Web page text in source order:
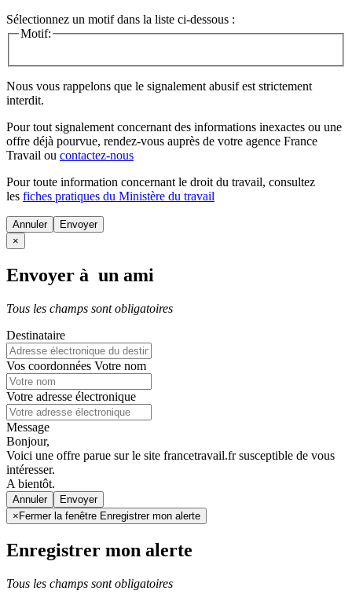
Sélectionnez un motif dans la liste ci-dessous :
Motif:
Nous vous rappelons que le signalement abusif est strictement
interdit.
Pour tout signalement concernant des informations inexactes ou une
offre déjà pourvue, rendez-vous auprès de votre agence France
Travail ou contactez-nous
Pour toute information concernant le droit du travail, consultez
les fiches pratiques du Ministère du travail
Annuler
×
Envoyer à un ami
Tous les champs sont obligatoires
Destinataire
Vos coordonnées Votre nom
Votre adresse électronique
Message
Bonjour,
Voici une offre parue sur le site francetravail.fr susceptible de vous
intéresser.
A bientôt.
Annuler
× Fermer la fenêtre Enregistrer mon alerte
Enregistrer mon alerte
Tous les champs sont obligatoires